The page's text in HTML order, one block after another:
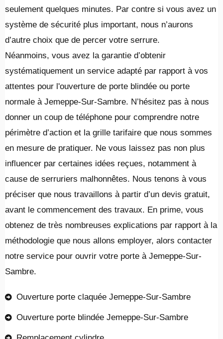
seulement quelques minutes. Par contre si vous avez un
système de sécurité plus important, nous n’aurons
d’autre choix que de percer votre serrure.
Néanmoins, vous avez la garantie d’obtenir
systématiquement un service adapté par rapport à vos
attentes pour l'ouverture de porte blindée ou porte
normale à Jemeppe-Sur-Sambre. N’hésitez pas à nous
donner un coup de téléphone pour comprendre notre
périmètre d’action et la grille tarifaire que nous sommes
en mesure de pratiquer. Ne vous laissez pas non plus
influencer par certaines idées reçues, notamment à
cause de serruriers malhonnêtes. Nous tenons à vous
préciser que nous travaillons à partir d’un devis gratuit,
avant le commencement des travaux. En prime, vous
obtenez de très nombreuses explications par rapport à la
méthodologie que nous allons employer, alors contacter
notre service pour ouvrir votre porte à Jemeppe-Sur-
Sambre.
Ouverture porte claquée Jemeppe-Sur-Sambre
Ouverture porte blindée Jemeppe-Sur-Sambre